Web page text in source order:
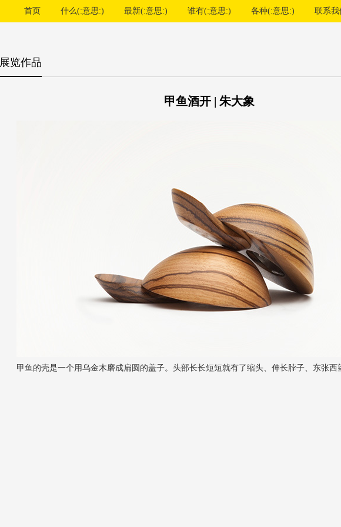
首页 什么(:意思:) 最新(:意思:) 谁有(:意思:) 各种(:意思:) 联系我
展览作品
甲鱼酒开 | 朱大象
甲鱼的壳是一个用乌金木磨成扁圆的盖子。头部长长短短就有了缩头、伸长脖子、东张西